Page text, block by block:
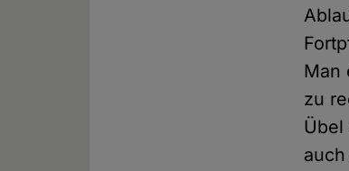
Man
zu
Übel